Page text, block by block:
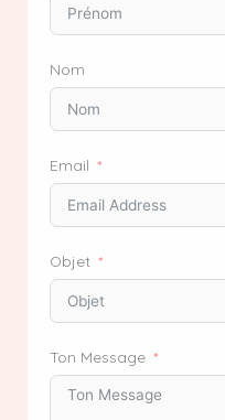
Nom
Email
Objet
Ton Message